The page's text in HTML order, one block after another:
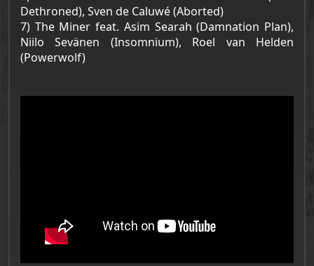
Dethroned), Sven de Caluwé (Aborted)
7) The Miner feat. Asim Searah (Damnation Plan),
Niilo Sevänen (Insomnium), Roel van Helden
(Powerwolf)